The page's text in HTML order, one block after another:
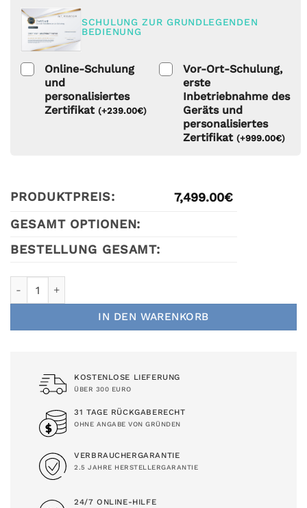
SCHULUNG ZUR GRUNDLEGENDEN
BEDIENUNG
Online-Schulung
und
personalisiertes
Zertifikat (+239.00€)
Vor-Ort-Schulung,
erste
Inbetriebnahme des
Geräts und
personalisiertes
Zertifikat(+999.00€)
PRODUKTPREIS: 7,499.00€
GESAMT OPTIONEN:
BESTELLUNG GESAMT:
IN DEN WARENKORB
KOSTENLOSE LIEFERUNG
ÜBER 300 EURO
31 TAGE RÜCKGABERECHT
OHNE ANGABE VON GRÜNDEN
VERBRAUCHERGARANTIE
2.5 JAHRE HERSTELLERGARANTIE
24/7 ONLINE-HILFE